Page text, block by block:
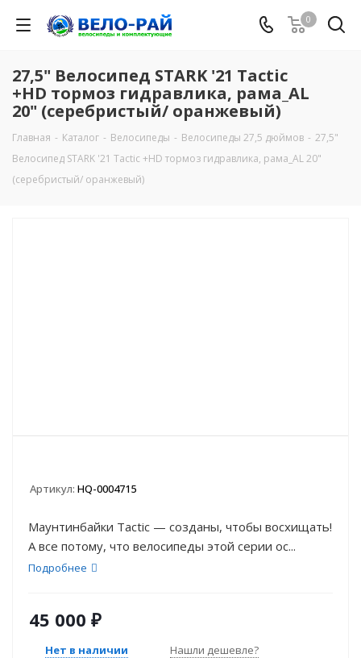
0
27,5" Велосипед STARK '21 Tactic
+HD тормоз гидравлика, рама_AL
20" (серебристый/ оранжевый)
Главная - Каталог - Велосипеды - Велосипеды 27,5 дюймов - 27,5"
Велосипед STARK '21 Tactic +HD тормоз гидравлика, рама_AL 20"
(серебристый/ оранжевый)
Артикул: HQ-0004715
Маунтинбайки Tactic — созданы, чтобы восхищать!
А все потому, что велосипеды этой серии ос...
Подробнее
45 000 ₽
Нет в наличии Нашли дешевле?